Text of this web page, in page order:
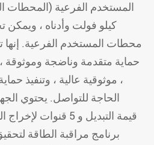
كيلو فولت وأدناه ،
محطات المستخدم الفرعية. إنها
حماية متقدمة وناضجة وموثوقة
، موثوقية عالية ، وتنفيذ
قيمة التبديل و 5
برنامج مراقبة الطاقة